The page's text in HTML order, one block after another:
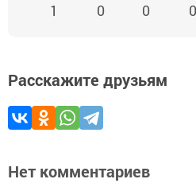
1 0 0 0
Расскажите друзьям
Нет комментариев